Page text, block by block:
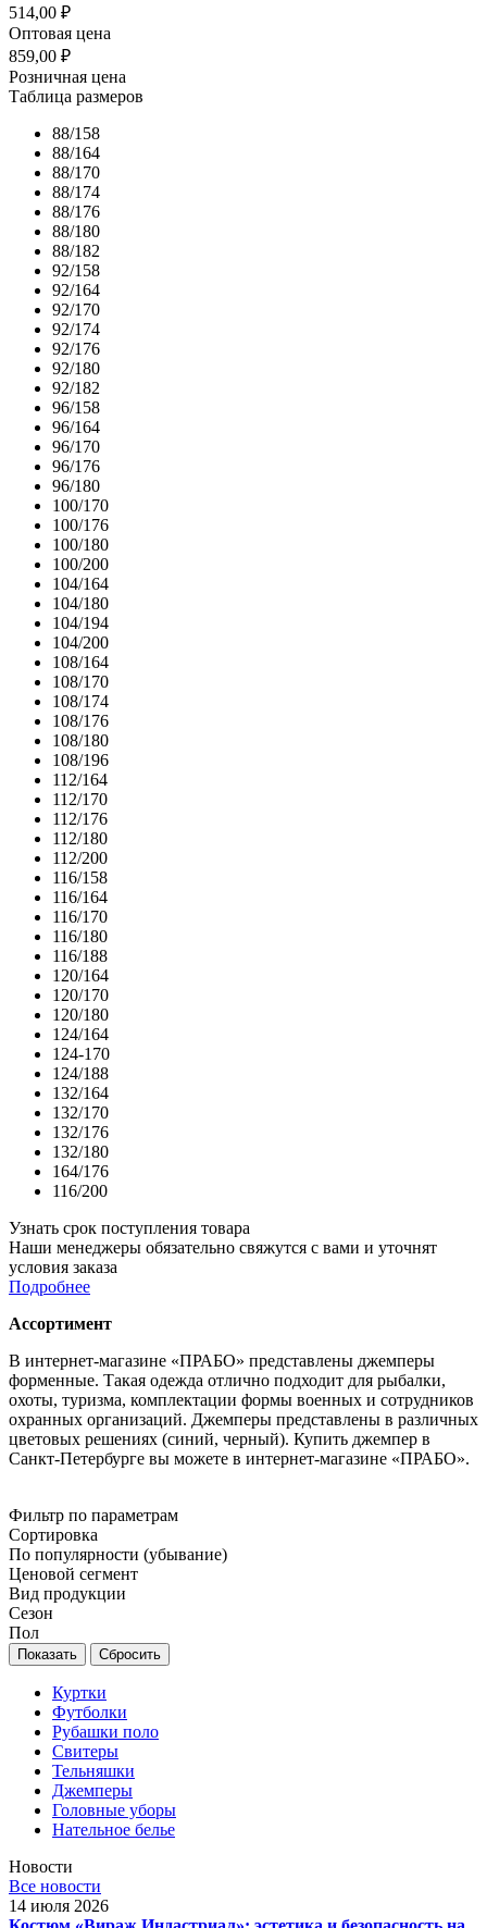
514,00 ₽
Оптовая цена
859,00 ₽
Розничная цена
Таблица размеров
88/158
88/164
88/170
88/174
88/176
88/180
88/182
92/158
92/164
92/170
92/174
92/176
92/180
92/182
96/158
96/164
96/170
96/176
96/180
100/170
100/176
100/180
100/200
104/164
104/180
104/194
104/200
108/164
108/170
108/174
108/176
108/180
108/196
112/164
112/170
112/176
112/180
112/200
116/158
116/164
116/170
116/180
116/188
120/164
120/170
120/180
124/164
124-170
124/188
132/164
132/170
132/176
132/180
164/176
116/200
Узнать срок поступления товара
Наши менеджеры обязательно свяжутся с вами и уточнят
условия заказа
Подробнее
Ассортимент
В интернет-магазине «ПРАБО» представлены джемперы
форменные. Такая одежда отлично подходит для рыбалки,
охоты, туризма, комплектации формы военных и сотрудников
охранных организаций. Джемперы представлены в различных
цветовых решениях (синий, черный). Купить джемпер в
Санкт-Петербурге вы можете в интернет-магазине «ПРАБО».
Фильтр по параметрам
Сортировка
По популярности (убывание)
Ценовой сегмент
Вид продукции
Сезон
Пол
Сбросить
Куртки
Футболки
Рубашки поло
Свитеры
Тельняшки
Джемперы
Головные уборы
Нательное белье
Новости
Все новости
14 июля 2026